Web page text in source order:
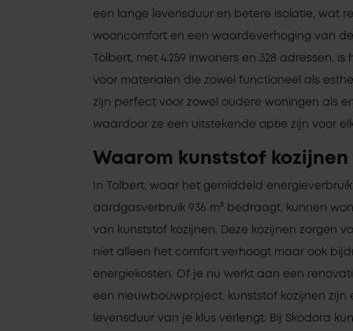
een lange levensduur en betere isolatie, wat
wooncomfort en een waardeverhoging van
Tolbert, met 4.259 inwoners en 328 adressen,
voor materialen die zowel functioneel als
zijn perfect voor zowel oudere woningen als
waardoor ze een uitstekende optie zijn voor
Waarom kunststof kozijnen
In Tolbert, waar het gemiddeld energieverbruik
aardgasverbruik 936 m³ bedraagt, kunnen
van kunststof kozijnen. Deze kozijnen zorgen
niet alleen het comfort verhoogt maar ook
energiekosten. Of je nu werkt aan een
een nieuwbouwproject, kunststof kozijnen zijn
levensduur van je klus verlengt. Bij Skodora